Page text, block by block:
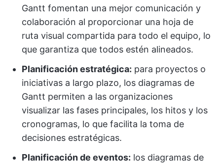
Gantt fomentan una mejor comunicación y
colaboración al proporcionar una hoja de
ruta visual compartida para todo el equipo, lo
que garantiza que todos estén alineados.
Planificación estratégica: para proyectos o
iniciativas a largo plazo, los diagramas de
Gantt permiten a las organizaciones
visualizar las fases principales, los hitos y los
cronogramas, lo que facilita la toma de
decisiones estratégicas.
Planificación de eventos: los diagramas de